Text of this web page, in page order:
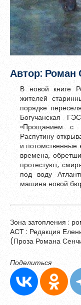
Автор: Роман
В новой книге
жителей
порядке
Богучанская
«Прощанием с
Распутину
и потомственные
времена,
протестуют,
под воду
машина новой
Зона затопления :
АСТ : Редакция
(Проза Романа
Поделиться
Пароль должен
бы одну строчную
и один специальный
Обновить
Я согласен на
Я согласен с
размещённых
Уже